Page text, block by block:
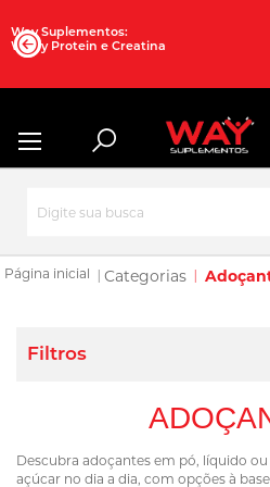
Way Suplementos:
Whey Protein e Creatina
Categorias
Descubra adoçantes em pó, líquido
açúcar no dia a dia, com opções à